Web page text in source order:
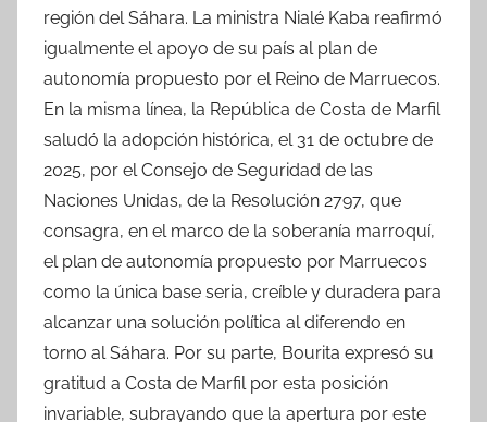
región del Sáhara. La ministra Nialé Kaba reafirmó
igualmente el apoyo de su país al plan de
autonomía propuesto por el Reino de Marruecos.
En la misma línea, la República de Costa de Marfil
saludó la adopción histórica, el 31 de octubre de
2025, por el Consejo de Seguridad de las
Naciones Unidas, de la Resolución 2797, que
consagra, en el marco de la soberanía marroquí,
el plan de autonomía propuesto por Marruecos
como la única base seria, creíble y duradera para
alcanzar una solución política al diferendo en
torno al Sáhara. Por su parte, Bourita expresó su
gratitud a Costa de Marfil por esta posición
invariable, subrayando que la apertura por este